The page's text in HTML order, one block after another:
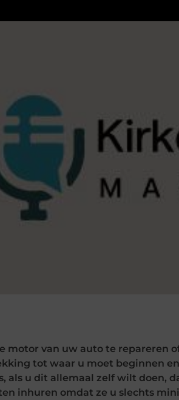
motor van uw auto te repareren
tot waar u moet beginnen
als u dit allemaal zelf wilt doen,
inhuren omdat ze u slechts